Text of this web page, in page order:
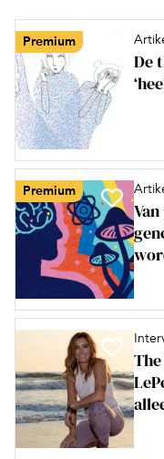
Premium
De
Premium